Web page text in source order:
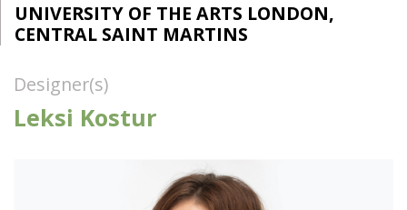
UNIVERSITY OF THE ARTS LONDON,
CENTRAL SAINT MARTINS
Designer(s)
Leksi Kostur